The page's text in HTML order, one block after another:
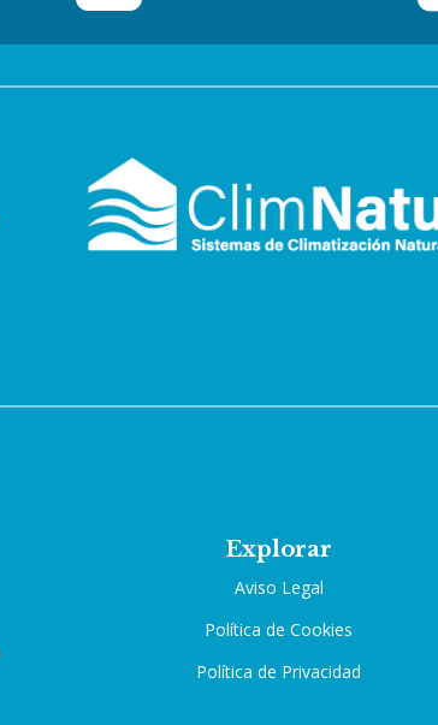
Explorar
Aviso Legal
Política de Cookies
Política de Privacidad